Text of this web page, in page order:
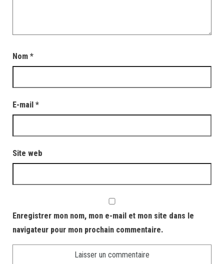
Nom *
E-mail *
Site web
Enregistrer mon nom, mon e-mail et mon site dans le
navigateur pour mon prochain commentaire.